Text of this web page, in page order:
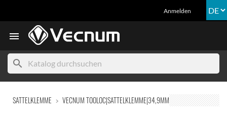
Anmelden

search
SATTELKLEMME VECNUM TOOLOC|SATTELKLEMME|34,9MM